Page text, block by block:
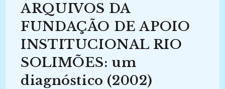
ARQUIVOS DA
FUNDAÇÃO DE APOIO
INSTITUCIONAL RIO
SOLIMÕES: um
diagnóstico (2002)